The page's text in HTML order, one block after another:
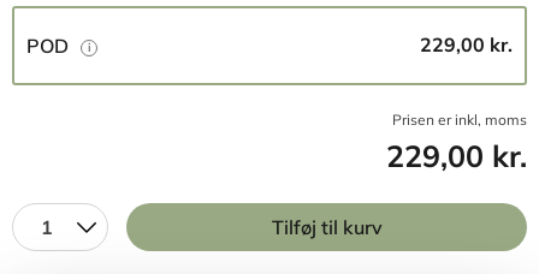
POD 229,00 kr.
Prisen er inkl, moms
229,00 kr.
1 Tilføj til kurv